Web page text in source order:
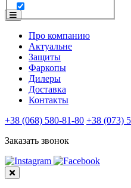
Про компанию
Актуальне
Защиты
Фаркопы
Дилеры
Доставка
Контакты
+38 (068) 580-81-80 +38 (073)
Заказать звонок